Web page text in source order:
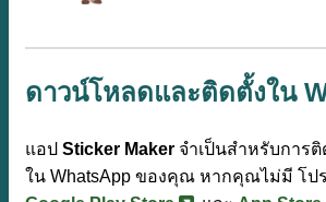
ดาวน์โหลดและติดตั้งใน
แอป Sticker Maker จำเป็นสำหรับการ
ใน WhatsApp ของคุณ หากคุณไม่มี โป